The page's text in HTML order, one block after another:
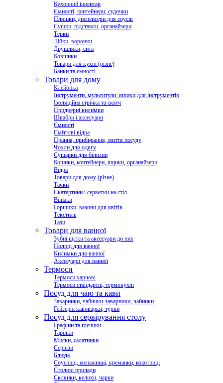
Кухонний інвентар
Ємності, контейнери, судочки
Пляшки, диспенсери для соусів
Сушки, підставки, органайзери
Терки
Лійки, воронки
Друшляки, сита
Ковшики
Товари для кухні (різне)
Банки та ємності
Товари для дому
Клейонка
Інструменти, мультитули, ящики для інструментів
Ізоляційна стрічка та скотч
Придверні килимки
Швабри і аксесуари
Ємності
Сміттєві відра
Прання, прибирання, миття посуду
Чохли для одягу
Сушарки для білизни
Кошики, контейнери, ящики, органайзери
Відра
Товари для дому (різне)
Тачки
Скатертини і серветки на стіл
Вішаки
Горщики, вазони для квітів
Текстиль
Тази
Товари для ванної
Зубні щітки та аксесуари до них
Полиці для ванної
Килимки для ванної
Аксесуари для ванної
Термоси
Термоси харчові
Термоси стандартні, термокухлі
Посуд для чаю та кави
Заварники, чайники-заварники, чайники
Гейзерні кавоварки, турки
Посуд для сервірування столу
Графіни та глечики
Тарілки
Миски, салатники
Сервізи
Блюда
Соусниці, менажниці, креманки, кокотниці
Столові прилади
Склянки, келихи, чарки